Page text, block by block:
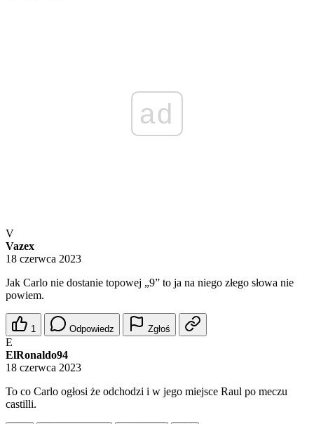
ad
V
Vazex
18 czerwca 2023
Jak Carlo nie dostanie topowej „9” to ja na niego złego słowa nie
powiem.
1 Odpowiedz Zgłoś
E
ElRonaldo94
18 czerwca 2023
To co Carlo ogłosi że odchodzi i w jego miejsce Raul po meczu
castilli.